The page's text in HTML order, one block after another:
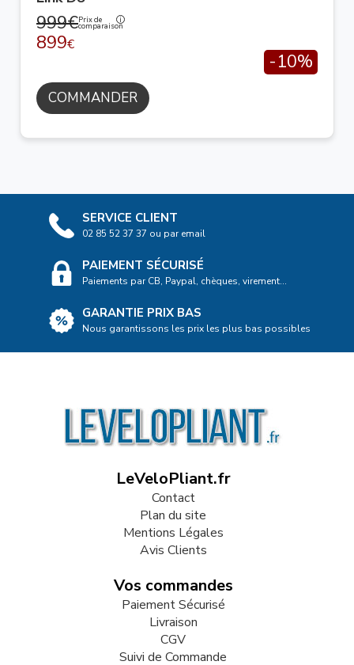
999€Prix de
comparaison
899€
-10%
COMMANDER
SERVICE CLIENT
02 85 52 37 37 ou par email
PAIEMENT SÉCURISÉ
Paiements par CB, Paypal, chèques, virement...
GARANTIE PRIX BAS
Nous garantissons les prix les plus bas possibles
LeVeloPliant.fr
Contact
Plan du site
Mentions Légales
Avis Clients
Vos commandes
Paiement Sécurisé
Livraison
CGV
Suivi de Commande